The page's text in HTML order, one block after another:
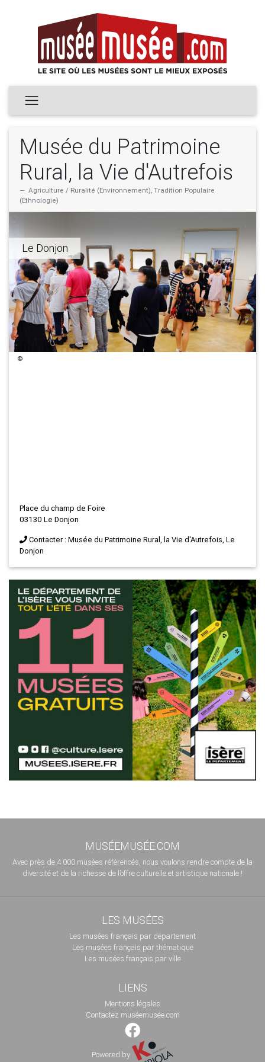
Musée du Patrimoine
Rural, la Vie d'Autrefois
Agriculture / Ruralité (Environnement), Tradition Populaire
(Ethnologie)
Le Donjon
©
Place du champ de Foire
03130 Le Donjon
Contacter : Musée du Patrimoine Rural, la Vie d'Autrefois, Le
Donjon
MUSÉEMUSÉE.COM
Avec près de 4 000 musées référencés, nous voulons rendre compte de la
diversité et de la richesse de l’offre culturelle et artistique nationale !
LES MUSÉES
Les musées français par département
Les musées français par thématique
Les musées français par ville
LIENS
Mentions légales
Contactez muséemusée.com
Powered by